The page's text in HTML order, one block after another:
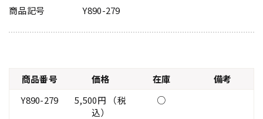
商品記号 Y890-279
商品番号 価格 在庫
備考
Y890-279
5,500円 （税
込）
○